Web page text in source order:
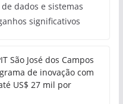
dados e sistemas
significativos
São José dos Campos
de inovação com
US$ 27 mil por